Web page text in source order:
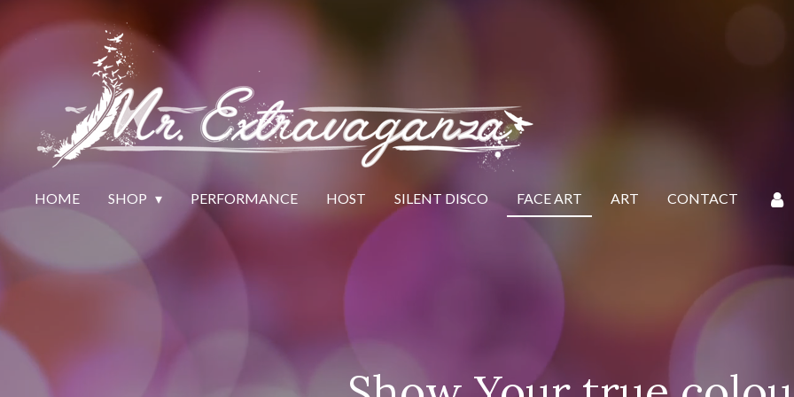
to
HOME SHOP PERFORMANCE HOST SILENT DISCO FACE ART ART CONTACT